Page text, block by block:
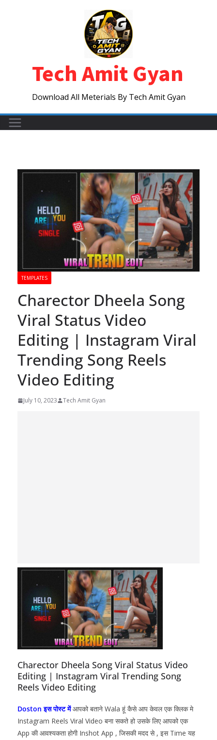
Tech Amit Gyan
Download All Meterials By Tech Amit Gyan
TEMPLATES
Charector Dheela Song
Viral Status Video
Editing | Instagram Viral
Trending Song Reels
Video Editing
July 10, 2023 Tech Amit Gyan
Charector Dheela Song Viral Status Video
Editing | Instagram Viral Trending Song
Reels Video Editing
Doston इस पोस्ट मेंआपको बताने Wala हूं कैसे आप केवल एक क्लिक मे
Instagram Reels Viral Video बना सकते हो उसके लिए आपको एक
App की आवश्यकता होगी Inshot App , जिसकी मदद से , इस Time यह